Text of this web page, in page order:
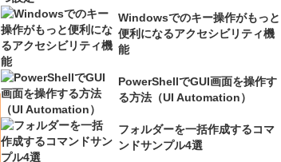
Windowsでのキー操作がもっと
便利になるアクセシビリティ機
能
PowerShellでGUI画面を操作す
る方法（UI Automation）
フォルダーを一括作成するコマ
ンドサンプル4選